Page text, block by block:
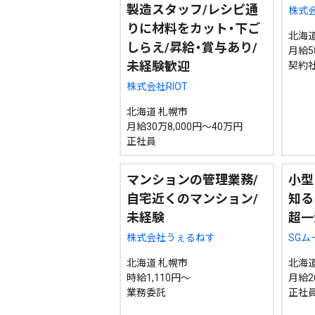
製造スタッフ/レシピ通
りに材料をカット・下ご
しらえ/昇給・賞与あり/
未経験歓迎
株式会社RIOT
北海道 札幌市
月給30万8,000円～40万円
正社員
株式
北海
月給
契約
マンションの管理業務/
自宅近くのマンション/
未経験
株式会社うぇるねす
北海道 札幌市
時給1,110円～
業務委託
小
知
超
SGム
北海
月給
正社